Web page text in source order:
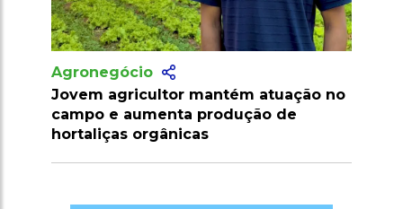
atuação no
de
Agronegócio
Produtor amplia cultivo de
com apoio técnico e irrigação